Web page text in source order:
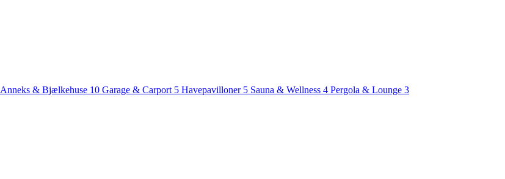
Anneks & Bjælkehuse 10 Garage & Carport 5 Havepavilloner 5 Sauna & Wellness 4 Pergola & Lounge 3